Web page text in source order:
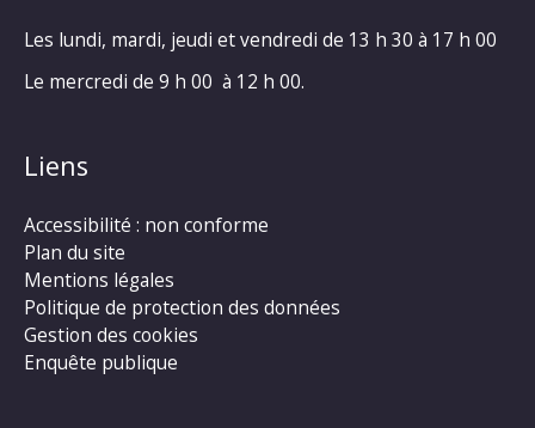
Les lundi, mardi, jeudi et vendredi de 13 h 30 à 17 h 00
Le mercredi de 9 h 00 à 12 h 00.
Liens
Accessibilité : non conforme
Plan du site
Mentions légales
Politique de protection des données
Gestion des cookies
Enquête publique